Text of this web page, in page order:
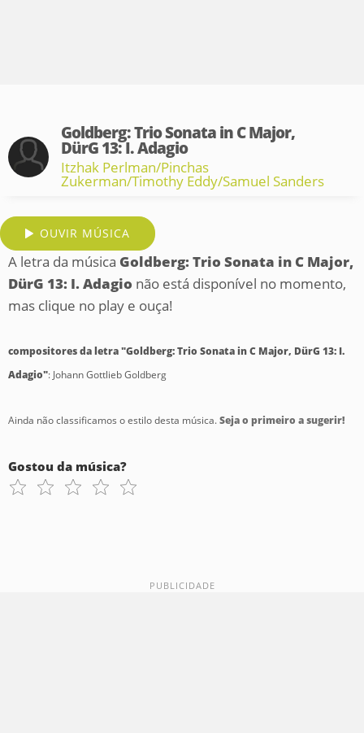
Goldberg: Trio Sonata in C Major,
DürG 13: I. Adagio
Itzhak Perlman/Pinchas
Zukerman/Timothy Eddy/Samuel Sanders
OUVIR MÚSICA
A letra da música Goldberg: Trio Sonata in C Major,
DürG 13: I. Adagio não está disponível no momento,
mas clique no play e ouça!
compositores da letra "Goldberg: Trio Sonata in C Major, DürG 13: I.
Adagio": Johann Gottlieb Goldberg
Ainda não classificamos o estilo desta música.Seja o primeiro a sugerir!
Gostou da música?